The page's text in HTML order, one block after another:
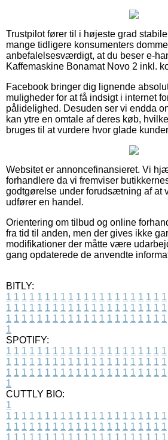
Trustpilot fører til i højeste grad
mange tidligere konsumenters
anbefalelsesværdigt, at du beser e-
Kaffemaskine Bonamat Novo 2 inkl.
Facebook bringer dig lignende
muligheder for at få indsigt i internet
pålidelighed. Desuden ser vi endda
kan ytre en omtale af deres køb,
bruges til at vurdere hvor glade
Websitet er annoncefinansieret. Vi
forhandlere da vi fremviser
godtgørelse under forudsætning af at
udfører en handel.
Orientering om tilbud og online
fra tid til anden, men der gives ikke
modifikationer der måtte være
gang opdaterede de anvendte
BITLY:
1 1 1 1 1 1 1 1 1 1 1 1 1 1 1 1 1 1 1 1 1
1 1 1 1 1 1 1 1 1 1 1 1 1 1 1 1 1 1 1 1 1
1 1 1 1 1 1 1 1 1 1 1 1 1 1 1 1 1 1 1 1 1
1
SPOTIFY:
1 1 1 1 1 1 1 1 1 1 1 1 1 1 1 1 1 1 1 1 1
1 1 1 1 1 1 1 1 1 1 1 1 1 1 1 1 1 1 1 1 1
1 1 1 1 1 1 1 1 1 1 1 1 1 1 1 1 1 1 1 1 1
1
CUTTLY BIO:
1
1 1 1 1 1 1 1 1 1 1 1 1 1 1 1 1 1 1 1 1 1
1 1 1 1 1 1 1 1 1 1 1 1 1 1 1 1 1 1 1 1 1
1 1 1 1 1 1 1 1 1 1 1 1 1 1 1 1 1 1 1 1 1